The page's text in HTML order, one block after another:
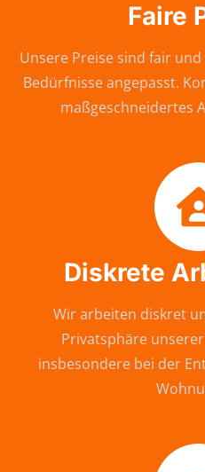
Faire
Unsere Preise sind fair
Bedürfnisse angepasst.
maßgeschneidertes
Diskrete
Wir arbeiten diskret
Privatsphäre
insbesondere bei der